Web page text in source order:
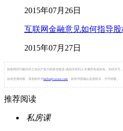
2015年07月26日
互联网金融意见如何指导
2015年07月27日
财新网所刊载内容之知识产权为财新传媒及/或相关权利人专属所有或持有。未经许可
如有意愿转载，请发邮件至 hello@caixin.com ，获得书面确认及授权后，方可转载。
推荐阅读
私房课